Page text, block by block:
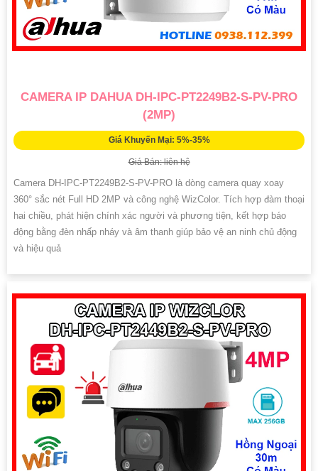
CAMERA IP DAHUA DH-IPC-PT2249B2-S-PV-PRO
(2MP)
Giá Khuyến Mại: 5%-35%
Giá Bán: liên hệ
Camera DH-IPC-PT2249B2-S-PV-PRO là dòng camera quay xoay
360° sắc nét Full HD 2MP và công nghệ WizColor. Tích hợp đàm thoại
hai chiều, phát hiện chính xác người và phương tiện, kết hợp báo
động bằng đèn nhấp nháy và âm thanh giúp bảo vệ an ninh chủ động
và hiệu quả